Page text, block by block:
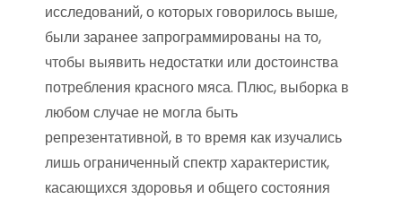
исследований, о которых говорилось выше,
были заранее запрограммированы на то,
чтобы выявить недостатки или достоинства
потребления красного мяса. Плюс, выборка в
любом случае не могла быть
репрезентативной, в то время как изучались
лишь ограниченный спектр характеристик,
касающихся здоровья и общего состояния